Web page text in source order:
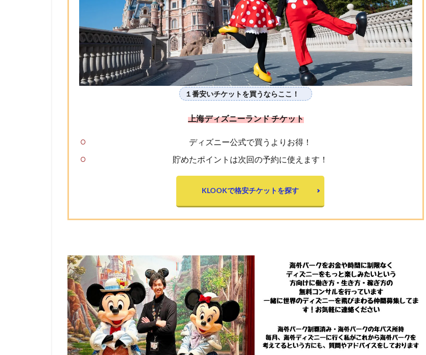
１番安いチケットを買うならここ！
上海ディズニーランド チケット
ディズニー公式で買うよりお得！
貯めたポイントは次回の予約に使えます！
KLOOKで格安チケットを探す